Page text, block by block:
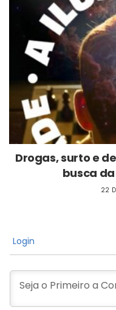
Drogas, surto e
busca
22
Login